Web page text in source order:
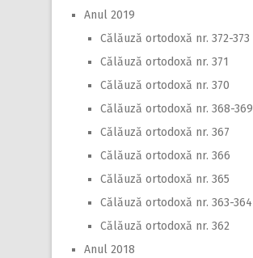
Anul 2019
Călăuză ortodoxă nr. 372-373
Călăuză ortodoxă nr. 371
Călăuză ortodoxă nr. 370
Călăuză ortodoxă nr. 368-369
Călăuză ortodoxă nr. 367
Călăuză ortodoxă nr. 366
Călăuză ortodoxă nr. 365
Călăuză ortodoxă nr. 363-364
Călăuză ortodoxă nr. 362
Anul 2018